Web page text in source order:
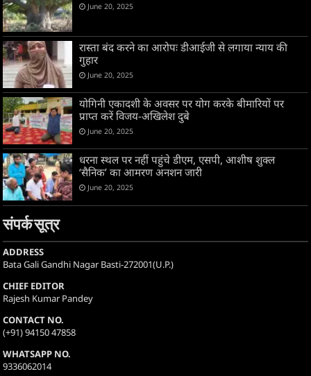
June 20, 2025
रास्ता बंद करने का आरोपः डीआईजी से लगाया न्याय की
गुहार
June 20, 2025
योगिनी एकादशी के अवसर पर योग करके बीमारियों पर
प्राप्त करें विजय-अखिलेश दुबे
June 20, 2025
धरना स्थल पर नहीं पहुंचे डीएम, एसपी, आशीष शुक्ल
‘सैनिक’ का आमरण अनशन जारी
June 20, 2025
संपर्क सूत्र
ADDRESS
Bata Gali Gandhi Nagar Basti-272001(U.P.)
CHIEF EDITOR
Rajesh Kumar Pandey
CONTACT NO.
(+91) 94150 47858
WHATSAPP NO.
9336062014